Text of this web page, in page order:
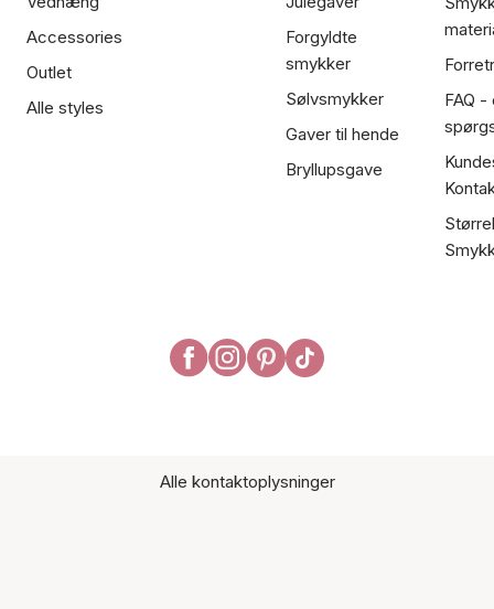
Accessories
Outlet
Alle styles
Forgyldte
smykker
Sølvsmykker
Gaver til hende
Bryllupsgave
FAQ
Alle kontaktoplysninger